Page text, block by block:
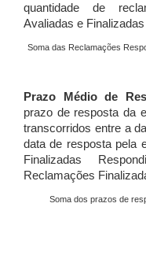
quantidade de
Avaliadas e
Soma das Reclamações
Prazo Médio de
prazo de resposta da
transcorridos entre a
data de resposta pela
Finalizadas
Reclamações
Soma dos prazos de